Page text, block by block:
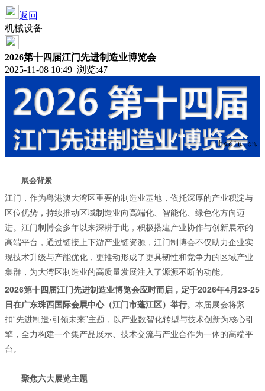
返回
机械设备
2026第十四届江门先进制造业博览会
2025-11-08 10:49 浏览:47
展会背景
江门，作为粤港澳大湾区重要的制造业基地，依托深厚的产业积淀与
区位优势，持续推动区域制造业向高端化、智能化、绿色化方向迈
进。江门制博会多年以来深耕于此，积极搭建产业协作与创新展示的
高端平台，通过链接上下游产业链资源，江门制博会不仅助力企业实
现技术升级与产能优化，更推动形成了更具韧性和竞争力的区域产业
集群，为大湾区制造业的高质量发展注入了源源不断的动能。
2026第十四届江门先进制造业博览会应时而启，定于2026年4月23-25
日在广东珠西国际会展中心（江门市蓬江区）举行。本届展会将紧
扣“先进制造·引领未来”主题，以产业数智化转型与技术创新为核心引
擎，全力构建一个集产品展示、技术交流与产业合作为一体的高端平
台。
聚焦六大展览主题